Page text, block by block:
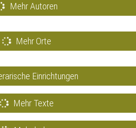
Mehr Autoren
Mehr Orte
Einrichtungen
Mehr Texte